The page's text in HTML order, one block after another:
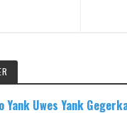
Uwes Yank